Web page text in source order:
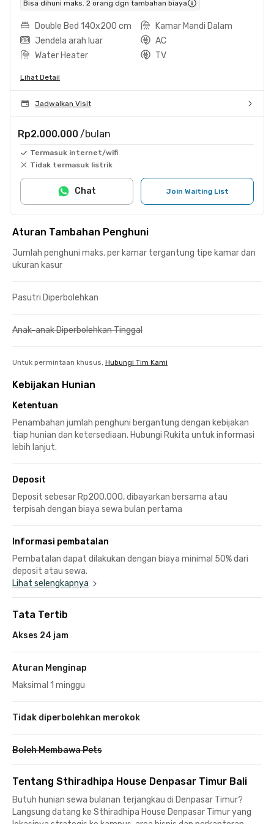
Bisa dihuni maks. 2 orang dgn tambahan biaya
Double Bed 140x200 cm
Kamar Mandi Dalam
Jendela arah luar
AC
Water Heater
TV
Lihat Detail
Jadwalkan Visit
Rp2.000.000 /bulan
Termasuk internet/wifi
Tidak termasuk listrik
Join Waiting List
Chat
Aturan Tambahan Penghuni
Jumlah penghuni maks. per kamar tergantung tipe kamar dan
ukuran kasur
Pasutri Diperbolehkan
Anak-anak Diperbolehkan Tinggal
Untuk permintaan khusus, Hubungi Tim Kami
Kebijakan Hunian
Ketentuan
Penambahan jumlah penghuni bergantung dengan kebijakan
tiap hunian dan ketersediaan. Hubungi Rukita untuk informasi
lebih lanjut.
Deposit
Deposit sebesar Rp200.000, dibayarkan bersama atau
terpisah dengan biaya sewa bulan pertama
Informasi pembatalan
Pembatalan dapat dilakukan dengan biaya minimal 50% dari
deposit atau sewa.
Lihat selengkapnya
Tata Tertib
Akses 24 jam
Aturan Menginap
Maksimal 1 minggu
Tidak diperbolehkan merokok
Boleh Membawa Pets
Tentang Sthiradhipa House Denpasar Timur Bali
Butuh hunian sewa bulanan terjangkau di Denpasar Timur?
Langsung datang ke Sthiradhipa House Denpasar Timur yang